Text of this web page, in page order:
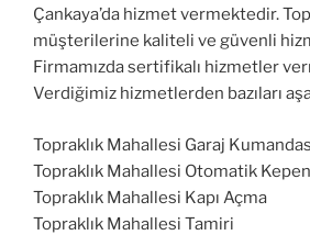
Çankaya’da hizmet vermektedir.
müşterilerine kaliteli ve güvenli
Firmamızda sertifikalı hizmetler
Verdiğimiz hizmetlerden bazıları
Topraklık Mahallesi Garaj
Topraklık Mahallesi Otomatik
Topraklık Mahallesi Kapı Açma
Topraklık Mahallesi Tamiri